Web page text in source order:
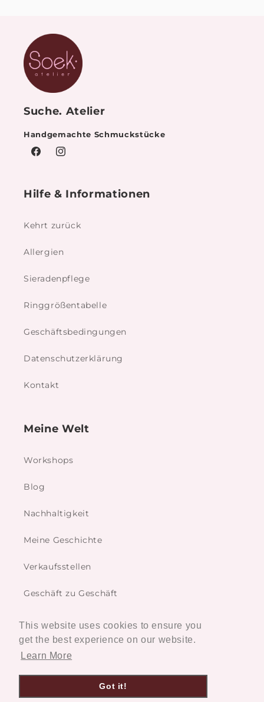
This website uses cookies to ensure you
get the best experience on our website.
Learn More
Got it!
Suche. Atelier
Handgemachte Schmuckstücke
FacebookInstagram
Hilfe & Informationen
Kehrt zurück
Allergien
Sieradenpflege
Ringgrößentabelle
Geschäftsbedingungen
Datenschutzerklärung
Kontakt
Meine Welt
Workshops
Blog
Nachhaltigkeit
Meine Geschichte
Verkaufsstellen
Geschäft zu Geschäft
Dienste
Restaurierungsservice